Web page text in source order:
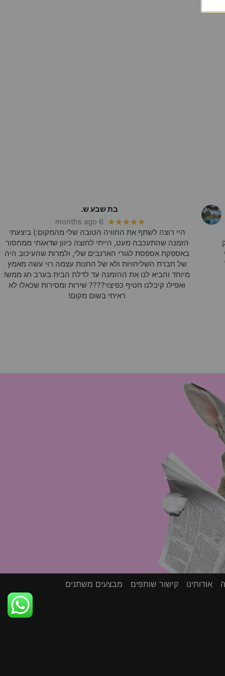
בת שבע ש.
★★★★★
6 months ago
היי רוצה לשתף את החוויה הטובה שלי מהמקום:) ביצעתי
הזמנה שהתעכבה מעט, הייתי לחוצה כיוון שדאגתי ממחסור
באספקת אספסת לגורי הארנבים שלי, ולמרות שהעיכוב היה
של חברת השליחויות ולא של החנות עצמה רוי עשה מאמץ
מיוחד והביא לנו את ההזמנה עד לדלת הבית בערב חג ממש!
ואפילו קיבלנו חטיף כפיצוי???? שירות ומסירות שכאלו לא
ראיתי בשום מקום!
אודותינו קישור שותפים מבצעים משתנים